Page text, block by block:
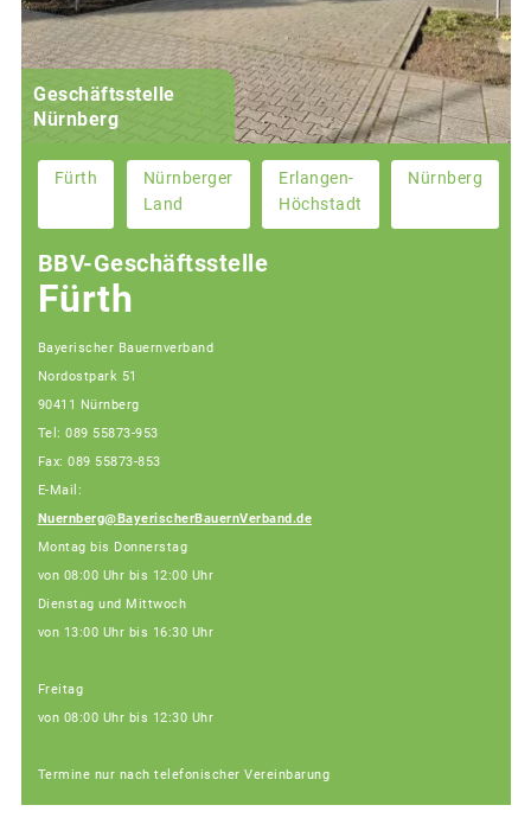
Geschäftsstelle
Nürnberg
Fürth
Nürnberger
Land
Erlangen-
Höchstadt
Nürnberg
BBV-Geschäftsstelle
Fürth
Bayerischer Bauernverband
Nordostpark 51
90411 Nürnberg
Tel: 089 55873-953
Fax: 089 55873-853
E-Mail:
Nuernberg@BayerischerBauernVerband.de
Montag bis Donnerstag
von 08:00 Uhr bis 12:00 Uhr
Dienstag und Mittwoch
von 13:00 Uhr bis 16:30 Uhr
Freitag
von 08:00 Uhr bis 12:30 Uhr
Termine nur nach telefonischer Vereinbarung